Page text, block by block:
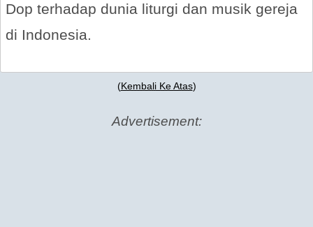
Dop terhadap dunia liturgi dan musik gereja
di Indonesia.
(Kembali Ke Atas)
Advertisement: